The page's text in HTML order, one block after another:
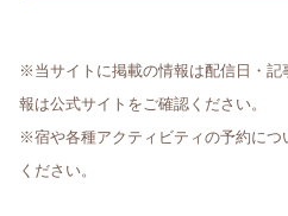
※当サイトに掲載の情報は配信日・
報は公式サイトをご確認ください。
※宿や各種アクティビティの予約に
ください。